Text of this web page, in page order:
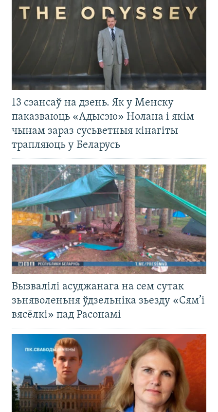
13 сэансаў на дзень. Як у Менску
паказваюць «Адысэю» Нолана і якім
чынам зараз сусьветныя кінагіты
трапляюць у Беларусь
Вызвалілі асуджанага на сем сутак
зьняволеньня ўдзельніка зьезду «Сям’і
вясёлкі» пад Расонамі